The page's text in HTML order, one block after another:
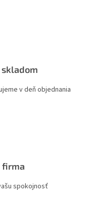
v deň objednania
firma
spokojnosť